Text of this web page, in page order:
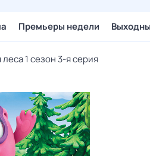
Премьеры недели
1 сезон 3-я серия